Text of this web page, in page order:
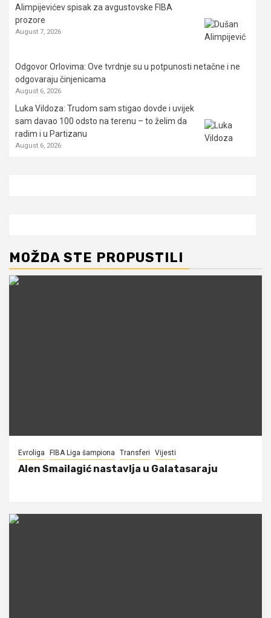
Alimpijevićev spisak za avgustovske FIBA
prozore
August 7, 2026
Odgovor Orlovima: ​Ove tvrdnje su u potpunosti netačne i ne
odgovaraju činjenicama
August 6, 2026
Luka Vildoza: Trudom sam stigao dovde i uvijek
sam davao 100 odsto na terenu – to želim da
radim i u Partizanu
August 6, 2026
MOŽDA STE PROPUSTILI
Evroliga FIBA Liga šampiona Transferi Vijesti
Alen Smailagić nastavlja u Galatasaraju